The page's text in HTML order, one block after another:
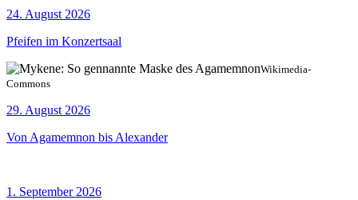
24. August 2026
Pfeifen im Konzertsaal
Wikimedia-
Commons
29. August 2026
Von Agamemnon bis Alexander
1. September 2026